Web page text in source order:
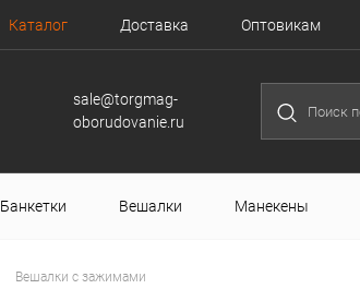
Каталог Доставка Оптовикам
sale@torgmag-
oborudovanie.ru
Банкетки Вешалки Манекены
Вешалки с зажимами